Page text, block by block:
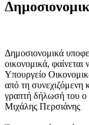
Δημοσιονομικά
οικονομικά,
Υπουργείο
από τη συνεχιζόμενη
γραπτή δήλωσή του ο
Μιχάλης Περσιάνης